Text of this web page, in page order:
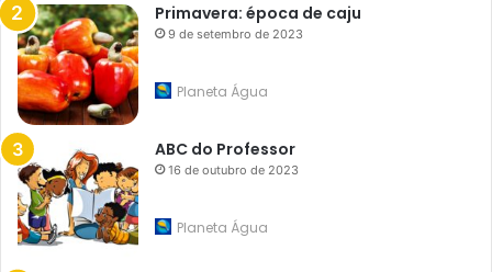
Primavera: época de caju
9 de setembro de 2023
Planeta Água
ABC do Professor
16 de outubro de 2023
Planeta Água